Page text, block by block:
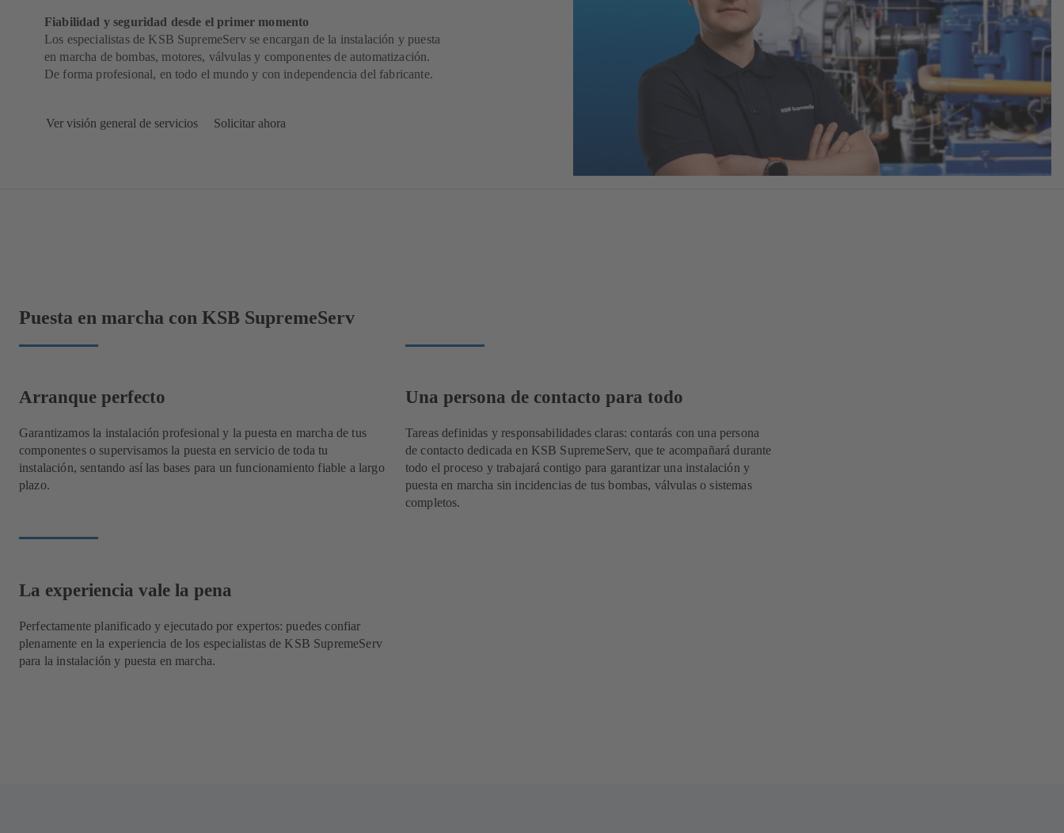
Fiabilidad y seguridad desde el primer momento
Los especialistas de KSB SupremeServ se encargan de la instalación y puesta
en marcha de bombas, motores, válvulas y componentes de automatización.
De forma profesional, en todo el mundo y con independencia del fabricante.
Ver visión general de servicios Solicitar ahora
Puesta en marcha con KSB SupremeServ
Arranque perfecto
Garantizamos la instalación profesional y la puesta en marcha de tus
componentes o supervisamos la puesta en servicio de toda tu
instalación, sentando así las bases para un funcionamiento fiable a largo
plazo.
Una persona de contacto para todo
Tareas definidas y responsabilidades claras: contarás con una persona
de contacto dedicada en KSB SupremeServ, que te acompañará durante
todo el proceso y trabajará contigo para garantizar una instalación y
puesta en marcha sin incidencias de tus bombas, válvulas o sistemas
completos.
La experiencia vale la pena
Perfectamente planificado y ejecutado por expertos: puedes confiar
plenamente en la experiencia de los especialistas de KSB SupremeServ
para la instalación y puesta en marcha.